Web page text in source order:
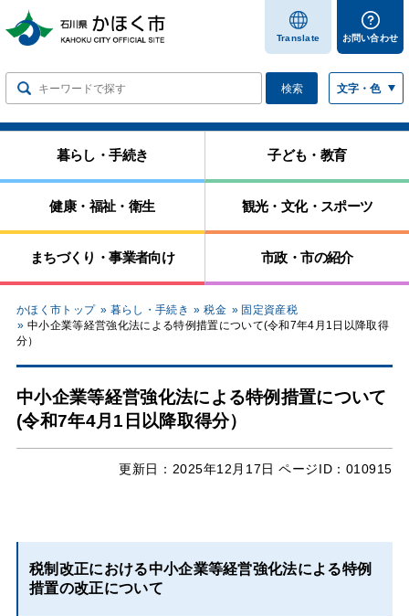
します
Translate お問い合わせ
検索 文字・色
暮らし・手続き 子ども・教育
健康・福祉・衛生 観光・文化・スポーツ
まちづくり・事業者向け 市政・市の紹介
かほく市トップ 暮らし・手続き 税金
固定資産税
中小企業等経営強化法による特例措置について(令和7年4月1日以降取得
分）
中小企業等経営強化法による特例措置について
(令和7年4月1日以降取得分）
更新日： 2025年12月17日 ページID：010915
税制改正における中小企業等経営強化法による特例
措置の改正について